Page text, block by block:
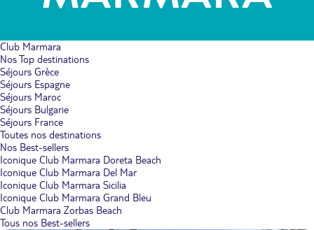
Club Marmara
Nos Top destinations
Séjours Grèce
Séjours Espagne
Séjours Maroc
Séjours Bulgarie
Séjours France
Toutes nos destinations
Nos Best-sellers
Iconique Club Marmara Doreta Beach
Iconique Club Marmara Del Mar
Iconique Club Marmara Sicilia
Iconique Club Marmara Grand Bleu
Club Marmara Zorbas Beach
Tous nos Best-sellers